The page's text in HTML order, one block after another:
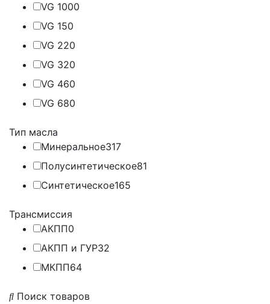
VG 1000
VG 150
VG 220
VG 320
VG 460
VG 680
Тип масла
Минеральное317
Полусинтетическое81
Синтетическое165
Трансмиссия
АКПП0
АКПП и ГУР32
МКПП64
Поиск товаров